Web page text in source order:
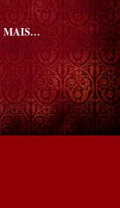
MAIS…
MOC